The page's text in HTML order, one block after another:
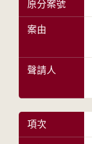
原分案號
案由
聲請人
項次